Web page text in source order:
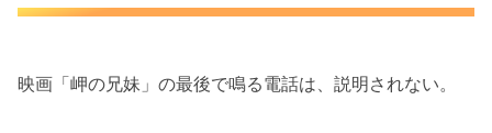
映画「岬の兄妹」の最後で鳴る電話は、説明されない。